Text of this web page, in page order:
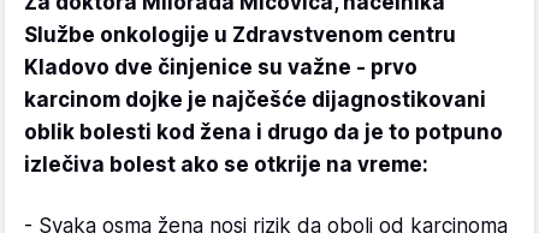
Službe onkologije u Zdravstvenom centru
Kladovo dve činjenice su važne - prvo
karcinom dojke je najčešće dijagnostikovani
oblik bolesti kod žena i drugo da je to potpuno
izlečiva bolest ako se otkrije na vreme:
- Svaka osma žena nosi rizik da oboli od karcinoma